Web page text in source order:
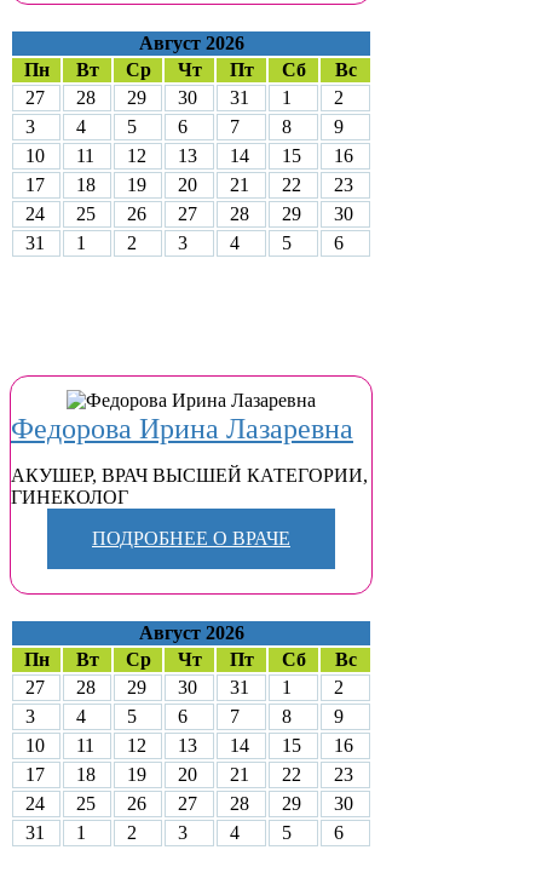
Август 2026
Пн
Вт Ср Чт Пт Сб
Вс
27
28 29 30 31 1
2
3
4 5 6 7 8
9
10
11 12 13 14 15
16
17
18 19 20 21 22
23
24
25 26 27 28 29
30
31
1 2 3 4 5 6
Федорова Ирина Лазаревна
АКУШЕР, ВРАЧ ВЫСШЕЙ КАТЕГОРИИ,
ГИНЕКОЛОГ
ПОДРОБНЕЕ О ВРАЧЕ
Август 2026
Пн
Вт Ср Чт Пт Сб
Вс
27
28 29 30 31 1
2
3
4 5 6 7 8
9
10
11 12 13 14 15
16
17
18 19 20 21 22
23
24
25 26 27 28 29
30
31
1 2 3 4 5 6